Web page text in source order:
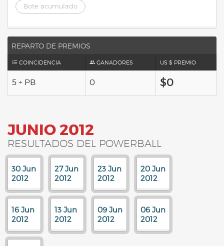
Bote acumulado
REPARTO DE PREMIOS
COINCIDENCIA GANADORES US $ PREMIO
5 + PB 0 $0
JUNIO 2012
RESULTADOS DEL POWERBALL
30 Jun
2012
27 Jun
2012
23 Jun
2012
20 Jun
2012
16 Jun
2012
13 Jun
2012
09 Jun
2012
06 Jun
2012